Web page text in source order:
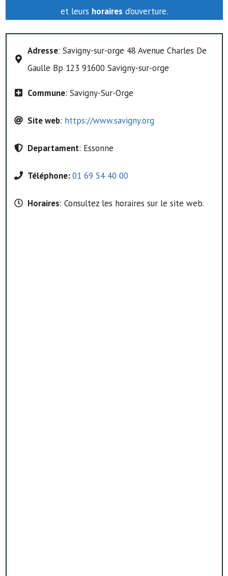
et leurs horaires d’ouverture.
Adresse: Savigny-sur-orge 48 Avenue Charles De
Gaulle Bp 123 91600 Savigny-sur-orge
Commune: Savigny-Sur-Orge
Site web: https://www.savigny.org
Departament: Essonne
Téléphone:01 69 54 40 00
Horaires: Consultez les horaires sur le site web.